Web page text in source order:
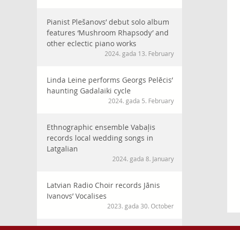
Pianist Plešanovs’ debut solo album
features ‘Mushroom Rhapsody’ and
other eclectic piano works
2024. gada 13. February
Linda Leine performs Georgs Pelēcis’
haunting Gadalaiki cycle
2024. gada 5. February
Ethnographic ensemble Vabaļis
records local wedding songs in
Latgalian
2024. gada 8. January
Latvian Radio Choir records Jānis
Ivanovs’ Vocalises
2023. gada 30. October